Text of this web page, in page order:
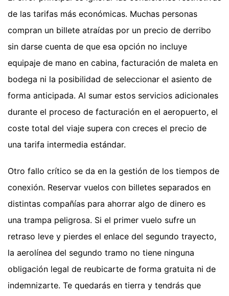
de las tarifas más económicas. Muchas personas
compran un billete atraídas por un precio de derribo
sin darse cuenta de que esa opción no incluye
equipaje de mano en cabina, facturación de maleta en
bodega ni la posibilidad de seleccionar el asiento de
forma anticipada. Al sumar estos servicios adicionales
durante el proceso de facturación en el aeropuerto, el
coste total del viaje supera con creces el precio de
una tarifa intermedia estándar.
Otro fallo crítico se da en la gestión de los tiempos de
conexión. Reservar vuelos con billetes separados en
distintas compañías para ahorrar algo de dinero es
una trampa peligrosa. Si el primer vuelo sufre un
retraso leve y pierdes el enlace del segundo trayecto,
la aerolínea del segundo tramo no tiene ninguna
obligación legal de reubicarte de forma gratuita ni de
indemnizarte. Te quedarás en tierra y tendrás que